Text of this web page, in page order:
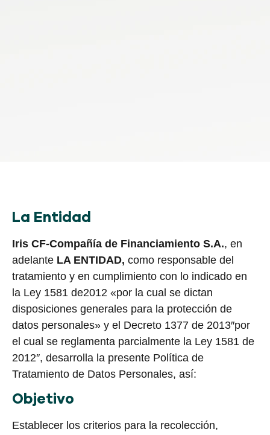
La Entidad
Iris CF-Compañía de Financiamiento S.A., en
adelante LA ENTIDAD, como responsable del
tratamiento y en cumplimiento con lo indicado en
la Ley 1581 de2012 «por la cual se dictan
disposiciones generales para la protección de
datos personales» y el Decreto 1377 de 2013″por
el cual se reglamenta parcialmente la Ley 1581 de
2012″, desarrolla la presente Política de
Tratamiento de Datos Personales, así:
Objetivo
Establecer los criterios para la recolección,